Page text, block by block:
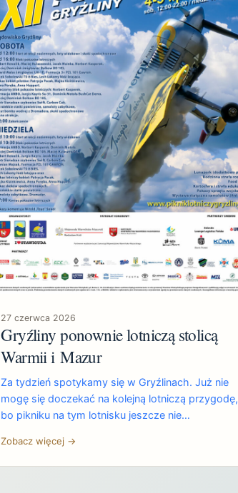
27 czerwca 2026
Gryźliny ponownie lotniczą stolicą
Warmii i Mazur
Za tydzień spotykamy się w Gryźlinach. Już nie
mogę się doczekać na kolejną lotniczą przygodę,
bo pikniku na tym lotnisku jeszcze nie…
Zobacz więcej →